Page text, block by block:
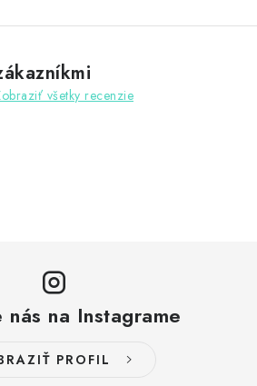
všetky recenzie
nás na Instagrame
PROFIL